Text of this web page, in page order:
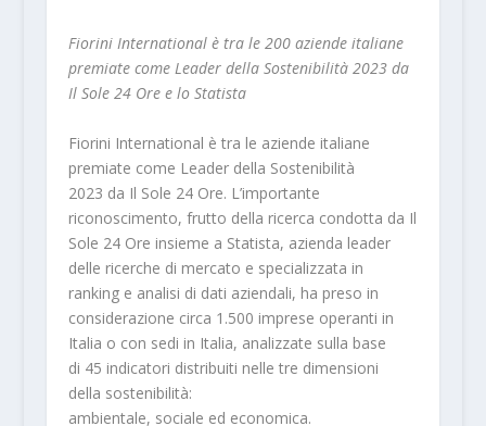
Fiorini International è tra le 200 aziende italiane
premiate come Leader della Sostenibilità 2023 da
Il Sole 24 Ore e lo Statista
Fiorini International è tra le aziende italiane
premiate come Leader della Sostenibilità
2023 da Il Sole 24 Ore. L’importante
riconoscimento, frutto della ricerca condotta da Il
Sole 24 Ore insieme a Statista, azienda leader
delle ricerche di mercato e specializzata in
ranking e analisi di dati aziendali, ha preso in
considerazione circa 1.500 imprese operanti in
Italia o con sedi in Italia, analizzate sulla base
di 45 indicatori distribuiti nelle tre dimensioni
della sostenibilità:
ambientale, sociale ed economica.